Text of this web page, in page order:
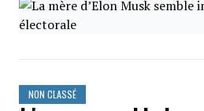
NON CLASSÉ